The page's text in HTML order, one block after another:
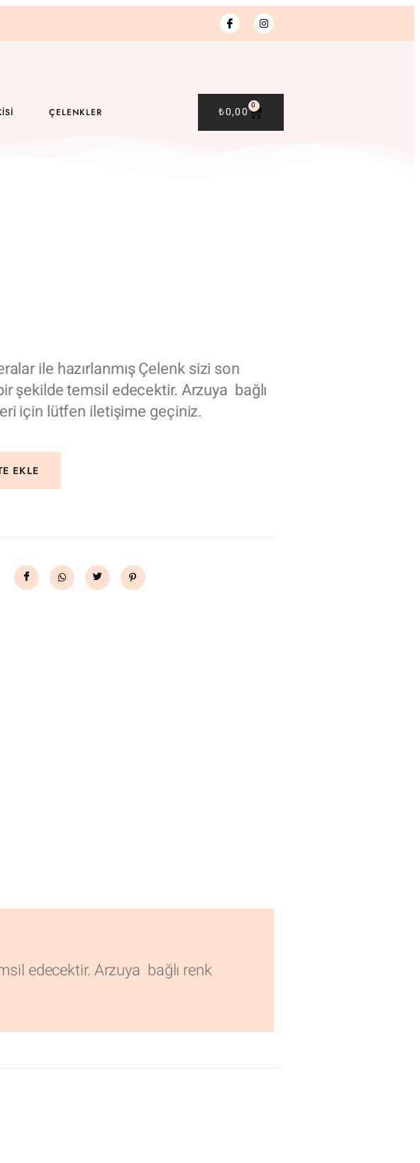
ÇELENKLER ₺0,00 0
ile hazırlanmış Çelenk sizi son
şekilde temsil edecektir. Arzuya bağlı
için lütfen iletişime geçiniz.
EKLE
edecektir. Arzuya bağlı renk